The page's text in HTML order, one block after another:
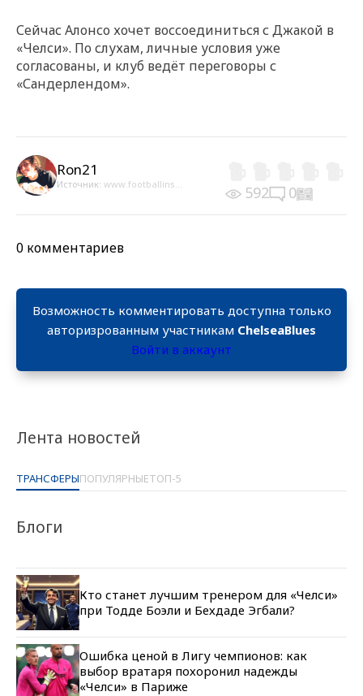
Лента новостей
ТРАНСФЕРЫПОПУЛЯРНЫЕТОП-5
Блоги
Кто станет лучшим тренером для «Челси»
при Тодде Боэли и Бехдаде Эгбали?
Ошибка ценой в Лигу чемпионов: как
выбор вратаря похоронил надежды
«Челси» в Париже
Сейчас Алонсо хочет воссоединиться с Джакой в
«Челси». По слухам, личные условия уже
согласованы, и клуб ведёт переговоры с
«Сандерлендом».
Ron21
Источник: www.footballins... 592 0
0 комментариев
Возможность комментировать доступна только
авторизрованным участникам ChelseaBlues
Войти в аккаунт